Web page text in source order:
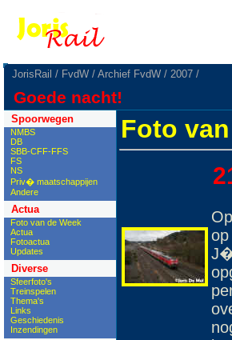
JorisRail / FvdW / Archief FvdW / 2007 /
Goede nacht!
Spoorwegen
NMBS
DB
SBB-CFF-FFS
FS
NS
Priv� maatschappijen
Andere
Actua
Foto van de Week
Actua
Fotoactua
Updates
Diverse
Sfeerfoto's
Treinspelen
Thema's
Links
Geschiedenis
Inzendingen
Foto